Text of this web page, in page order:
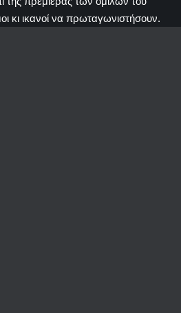
κι ικανοί να πρωταγωνιστήσουν.